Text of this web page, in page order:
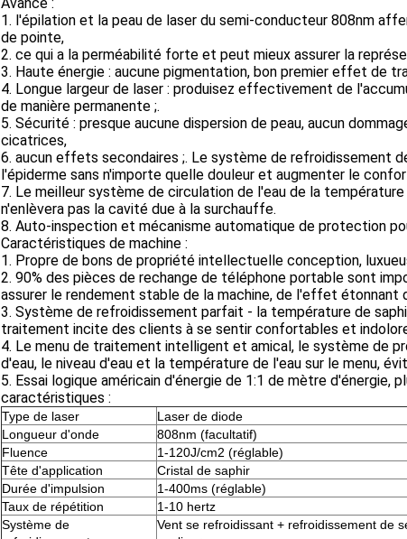
1. l'épilation et la peau de laser du semi-conducteur 808nm
de pointe,
2. ce qui a la perméabilité forte et peut mieux assurer la
3. Haute énergie : aucune pigmentation, bon premier effet de
4. Longue largeur de laser : produisez effectivement de
de manière permanente ;.
5. Sécurité : presque aucune dispersion de peau, aucun
cicatrices,
6. aucun effets secondaires ;. Le système de refroidissement
l'épiderme sans n'importe quelle douleur et augmenter le
7. Le meilleur système de circulation de l'eau de la
n'enlèvera pas la cavité due à la surchauffe.
8. Auto-inspection et mécanisme automatique de protection
Caractéristiques de machine :
1. Propre de bons de propriété intellectuelle conception,
2. 90% des pièces de rechange de téléphone portable sont
assurer le rendement stable de la machine, de l'effet
3. Système de refroidissement parfait - la température de
traitement incite des clients à se sentir confortables et
4. Le menu de traitement intelligent et amical, le système de
d'eau, le niveau d'eau et la température de l'eau sur le menu,
5. Essai logique américain d'énergie de 1:1 de mètre d'énergie,
caractéristiques :
Type de laser
Laser de diode
Longueur d'onde
808nm (facultatif)
Fluence
1-120J/cm2 (réglable)
Tête d'application
Cristal de saphir
Durée d'impulsion
1-400ms (réglable)
Taux de répétition
1-10 hertz
Système de
Vent se refroidissant + refroidissement de